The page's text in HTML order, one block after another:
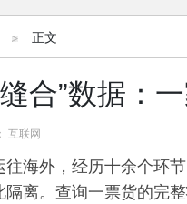
正文
合”数据：
互联网
往海外，经历十余个环
隔离。查询一票货的完